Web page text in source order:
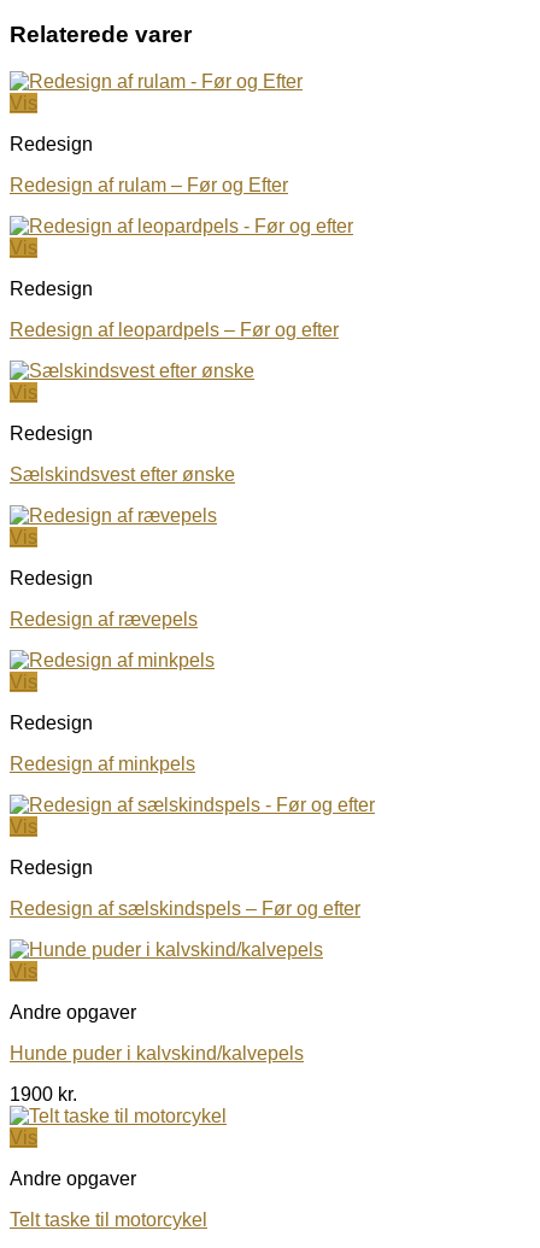
Relaterede varer
Vis
Redesign
Redesign af rulam – Før og Efter
Vis
Redesign
Redesign af leopardpels – Før og efter
Vis
Redesign
Sælskindsvest efter ønske
Vis
Redesign
Redesign af rævepels
Vis
Redesign
Redesign af minkpels
Vis
Redesign
Redesign af sælskindspels – Før og efter
Vis
Andre opgaver
Hunde puder i kalvskind/kalvepels
1900 kr.
Vis
Andre opgaver
Telt taske til motorcykel